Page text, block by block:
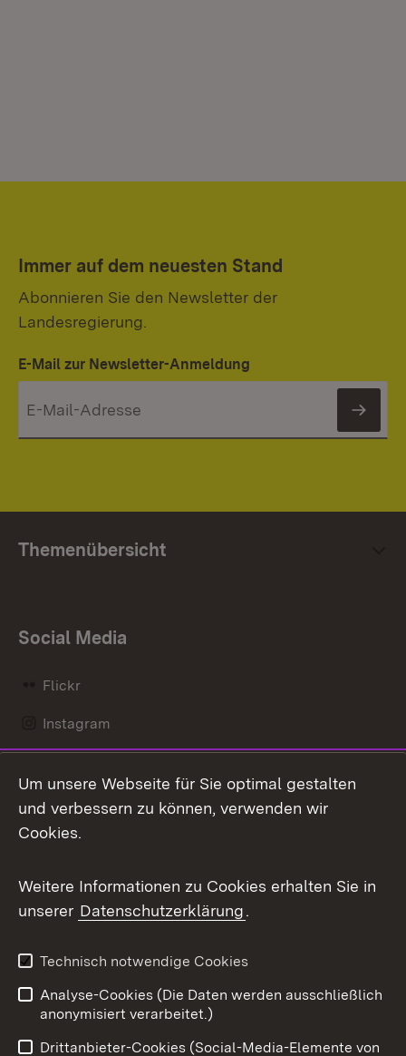
Immer auf dem neuesten Stand
Abonnieren Sie den Newsletter der
Landesregierung.
E-Mail zur Newsletter-Anmeldung
Themenübersicht
Social Media
Flickr
Instagram
Mastodon
Messenger
Social Wall
X / Twitter
Youtube
Um unsere Webseite für Sie optimal gestalten
und verbessern zu können, verwenden wir
Cookies.
Weitere Informationen zu Cookies erhalten Sie in
unserer Datenschutzerklärung.
Technisch notwendige Cookies
Analyse-Cookies (Die Daten werden ausschließlich
anonymisiert verarbeitet.)
Drittanbieter-Cookies (Social-Media-Elemente von